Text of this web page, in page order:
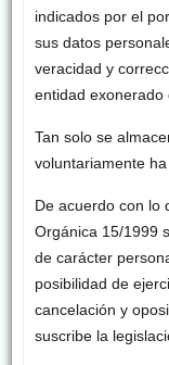
indicados por el
sus datos
veracidad y
entidad exonerado
Tan solo se
voluntariamente
De acuerdo con lo
Orgánica 15/1999
de carácter
posibilidad de
cancelación y
suscribe la